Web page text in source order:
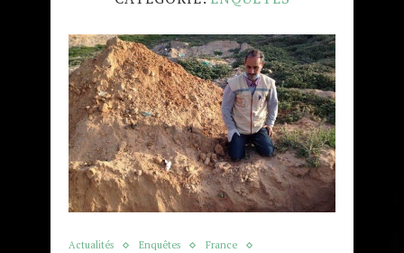
Actualités Enquêtes
France